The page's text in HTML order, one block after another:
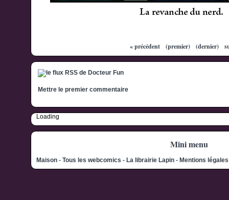
« précédent (premier) (dernier)
Mettre le premier commentaire
Loading
Mini menu
Maison - Tous les webcomics - La librairie Lapin - Mentions